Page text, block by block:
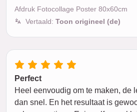
Afdruk Fotocollage Poster 80x60cm
Vertaald: Toon origineel (de)
Perfect
Heel eenvoudig om te maken, de
dan snel. En het resultaat is